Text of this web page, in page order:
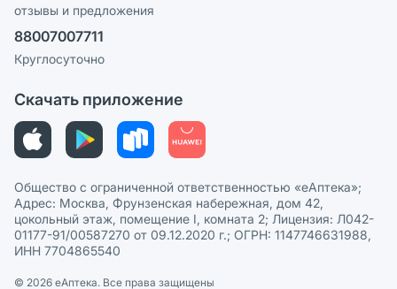
Ваши товары на ЕАПТЕКЕ
Политика конфиденциальности
Пользовательское соглашение
Политика рекомендаций
Этика и соответствие
Политика в отношении обработки персональных данных
отзывы и предложения
88007007711
Круглосуточно
Скачать приложение
Общество с ограниченной ответственностью «еАптека»;
Адрес: Москва, Фрунзенская набережная, дом 42,
цокольный этаж, помещение I, комната 2; Лицензия: Л042-
01177-91/00587270 от 09.12.2020 г.; ОГРН: 1147746631988,
ИНН 7704865540
© 2026 eАптека. Все права защищены